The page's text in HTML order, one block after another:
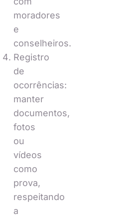
moradores
e
conselheiros.
Registro
de
ocorrências:
manter
documentos,
fotos
ou
vídeos
como
prova,
respeitando
a